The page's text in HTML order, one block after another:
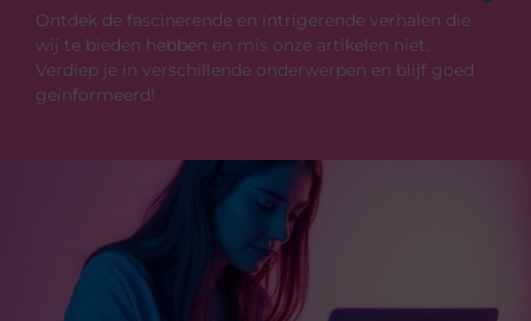
Ontdek de fascinerende en intrigerende verhalen die
wij te bieden hebben en mis onze artikelen niet.
Verdiep je in verschillende onderwerpen en blijf goed
geïnformeerd!